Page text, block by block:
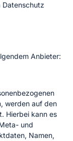
Datenschutz
Anbieter:
werden auf den
Hierbei kann es
und
Namen,